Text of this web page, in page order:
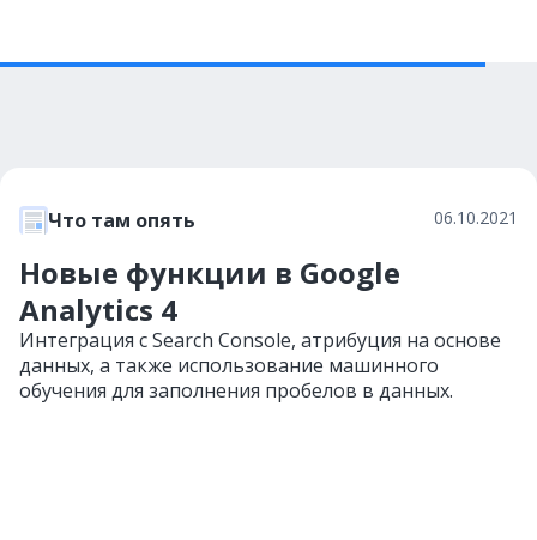
Что там опять 06.10.2021
Новые функции в Google
Analytics 4
Интеграция с Search Console, атрибуция на основе
данных, а также использование машинного
обучения для заполнения пробелов в данных.